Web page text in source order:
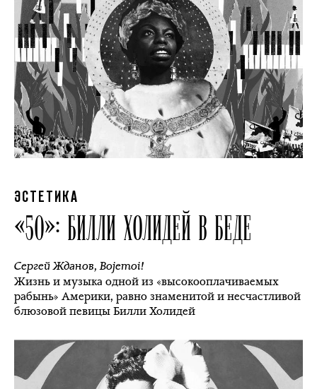
ЭСТЕТИКА
«50»: БИЛЛИ ХОЛИДЕЙ В БЕДЕ
Сергей Жданов,Bojemoi!
Жизнь и музыка одной из «высокооплачиваемых
рабынь» Америки, равно знаменитой и несчастливой
блюзовой певицы Билли Холидей